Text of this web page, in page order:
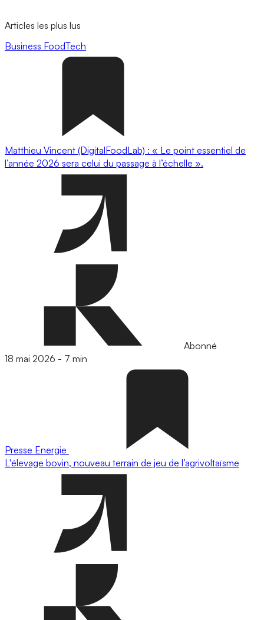
Articles les plus lus
Business FoodTech
Matthieu Vincent (DigitalFoodLab) : « Le point essentiel de
l’année 2026 sera celui du passage à l’échelle ».
Abonné
18 mai 2026 - 7 min
Presse Energie
L'élevage bovin, nouveau terrain de jeu de l’agrivoltaïsme